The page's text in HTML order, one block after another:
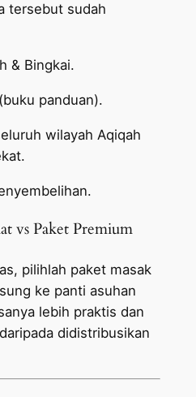
tersebut sudah
& Bingkai.
panduan).
wilayah Aqiqah
vs Paket Premium
pilihlah paket masak
ke panti asuhan
lebih praktis dan
didistribusikan